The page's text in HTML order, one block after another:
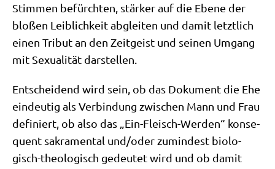
Stim­men befürch­ten, stär­ker auf die Ebe­ne der
blo­ßen Leib­lich­keit abglei­ten und damit letzt­lich
einen Tri­but an den Zeit­geist und sei­nen Umgang
mit Sexua­li­tät darstellen.
Ent­schei­dend wird sein, ob das Doku­ment die Ehe
ein­deu­tig als Ver­bin­dung zwi­schen Mann und Frau
defi­niert, ob also das „Ein-Fleisch-Wer­den“ kon­se­
quent sakra­men­tal und/​oder zumin­dest bio­lo­
gisch-theo­lo­gisch gedeu­tet wird und ob damit